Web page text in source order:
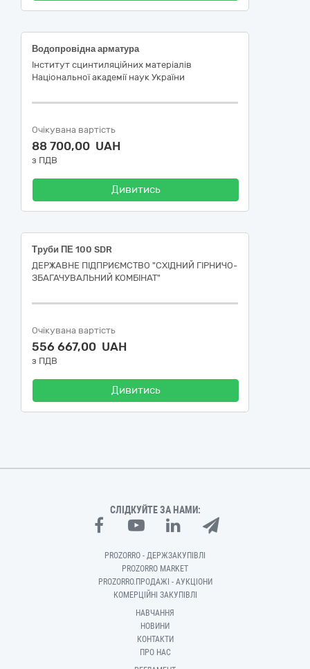
Водопровідна арматура
Інститут сцинтиляційних матеріалів
Національної академії наук України
Очікувана вартість
88 700,00 UAH
з ПДВ
Дивитись
Труби ПЕ 100 SDR
ДЕРЖАВНЕ ПІДПРИЄМСТВО "СХІДНИЙ ГІРНИЧО-
ЗБАГАЧУВАЛЬНИЙ КОМБІНАТ"
Очікувана вартість
556 667,00 UAH
з ПДВ
Дивитись
СЛІДКУЙТЕ ЗА НАМИ:
PROZORRO - ДЕРЖЗАКУПІВЛІ
PROZORRO MARKET
PROZORRO.ПРОДАЖІ - АУКЦІОНИ
КОМЕРЦІЙНІ ЗАКУПІВЛІ
НАВЧАННЯ
НОВИНИ
КОНТАКТИ
ПРО НАС